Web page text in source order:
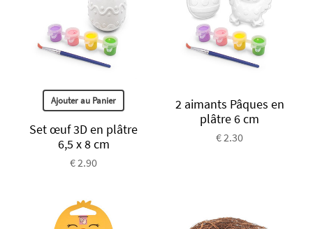
Ajouter au Panier
Set œuf 3D en plâtre
6,5 x 8 cm
€ 2.90
2 aimants Pâques en
plâtre 6 cm
€ 2.30